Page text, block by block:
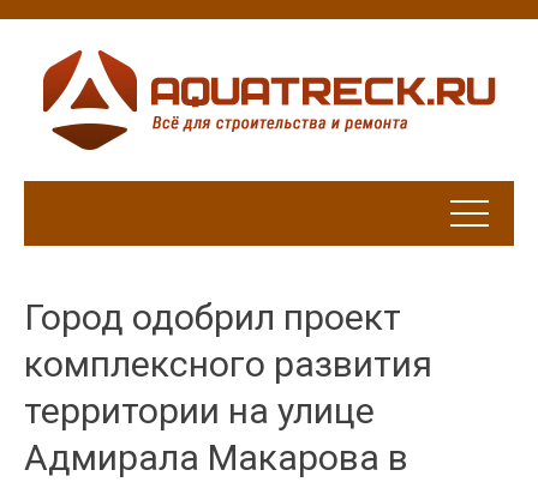
Город одобрил проект
комплексного развития
территории на улице
Адмирала Макарова в